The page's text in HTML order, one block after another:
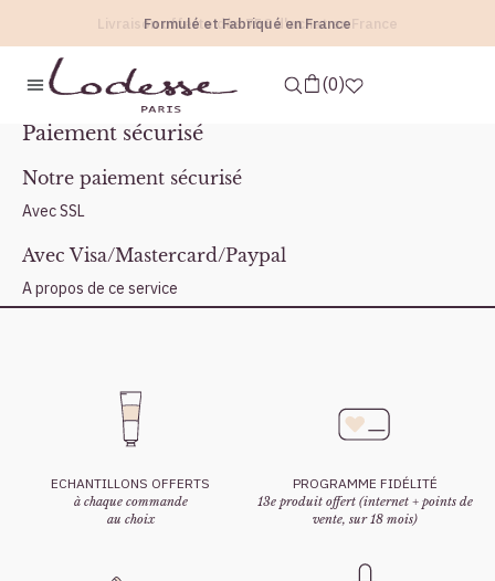
Formulé et Fabriqué en France
Livraison offerte dès 75€ d'achat en France
0
paiement sécurisé
Paiement sécurisé
Paiement sécurisé
Notre paiement sécurisé
Avec SSL
Avec Visa/Mastercard/Paypal
A propos de ce service
ECHANTILLONS OFFERTS
à chaque commande
au choix
PROGRAMME FIDÉLITÉ
13e produit offert (internet + points de
vente, sur 18 mois)